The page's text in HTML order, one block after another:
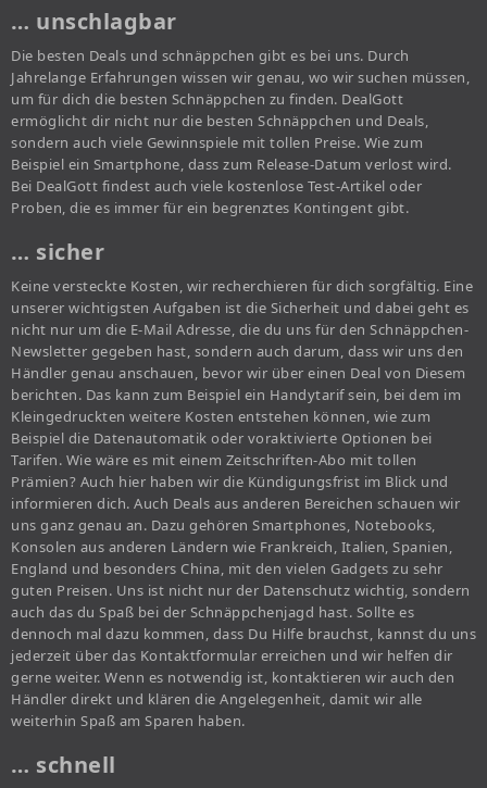
… unschlagbar
Die besten Deals und schnäppchen gibt es bei uns. Durch
Jahrelange Erfahrungen wissen wir genau, wo wir suchen müssen,
um für dich die besten Schnäppchen zu finden. DealGott
ermöglicht dir nicht nur die besten Schnäppchen und Deals,
sondern auch viele Gewinnspiele mit tollen Preise. Wie zum
Beispiel ein Smartphone, dass zum Release-Datum verlost wird.
Bei DealGott findest auch viele kostenlose Test-Artikel oder
Proben, die es immer für ein begrenztes Kontingent gibt.
… sicher
Keine versteckte Kosten, wir recherchieren für dich sorgfältig. Eine
unserer wichtigsten Aufgaben ist die Sicherheit und dabei geht es
nicht nur um die E-Mail Adresse, die du uns für den Schnäppchen-
Newsletter gegeben hast, sondern auch darum, dass wir uns den
Händler genau anschauen, bevor wir über einen Deal von Diesem
berichten. Das kann zum Beispiel ein Handytarif sein, bei dem im
Kleingedruckten weitere Kosten entstehen können, wie zum
Beispiel die Datenautomatik oder voraktivierte Optionen bei
Tarifen. Wie wäre es mit einem Zeitschriften-Abo mit tollen
Prämien? Auch hier haben wir die Kündigungsfrist im Blick und
informieren dich. Auch Deals aus anderen Bereichen schauen wir
uns ganz genau an. Dazu gehören Smartphones, Notebooks,
Konsolen aus anderen Ländern wie Frankreich, Italien, Spanien,
England und besonders China, mit den vielen Gadgets zu sehr
guten Preisen. Uns ist nicht nur der Datenschutz wichtig, sondern
auch das du Spaß bei der Schnäppchenjagd hast. Sollte es
dennoch mal dazu kommen, dass Du Hilfe brauchst, kannst du uns
jederzeit über das Kontaktformular erreichen und wir helfen dir
gerne weiter. Wenn es notwendig ist, kontaktieren wir auch den
Händler direkt und klären die Angelegenheit, damit wir alle
weiterhin Spaß am Sparen haben.
… schnell